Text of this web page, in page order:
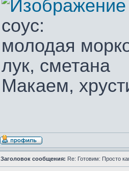
соус:
молодая
лук, сметана
Макаем,
Заголовок сообщения: Re: Готовим: Просто